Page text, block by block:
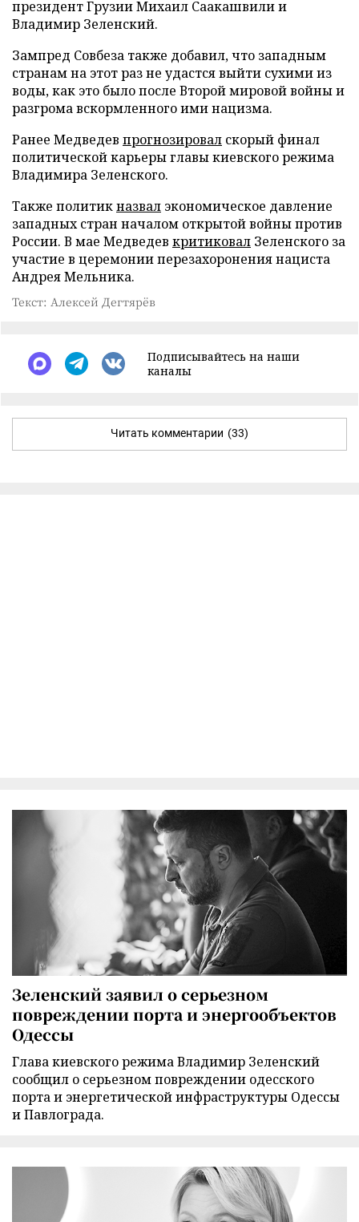
президент Грузии Михаил Саакашвили и
Владимир Зеленский.
Зампред Совбеза также добавил, что западным
странам на этот раз не удастся выйти сухими из
воды, как это было после Второй мировой войны и
разгрома вскормленного ими нацизма.
Ранее Медведев прогнозировал скорый финал
политической карьеры главы киевского режима
Владимира Зеленского.
Также политикназвал экономическое давление
западных стран началом открытой войны против
России. В мае Медведев критиковал Зеленского за
участие в церемонии перезахоронения нациста
Андрея Мельника.
Текст: Алексей Дегтярёв
Подписывайтесь на наши
каналы
Читать комментарии (33)
Зеленский заявил о серьезном
повреждении порта и энергообъектов
Одессы
Глава киевского режима Владимир Зеленский
сообщил о серьезном повреждении одесского
порта и энергетической инфраструктуры Одессы
и Павлограда.